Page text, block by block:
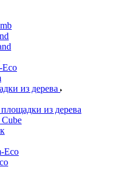
Eco
из дерева
из дерева
Еco